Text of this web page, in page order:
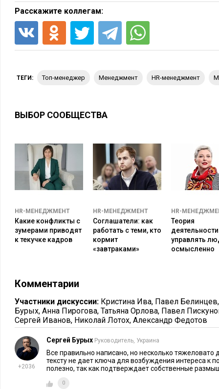
данных статистики компании (опыта прошлого),
оценок.
Считайте все тщательно (должно быть просчитано много
любом исходе нанесет убытки компании:
выполните своих обязательств перед функциональным
А если система будет несправедлива, не будет
виду первому лицу и HR-менеджеру компании. В отличие
лица, большинство топ-менеджеров не имеют
«менеджеры», у них где-то в голове все равно существует
и комфорта. Достигнув которой они успокаиваются, и все
роста материального благосостояния на эффективность
в деньгах, а в их количестве» тут неуместна,
впустую.
Или исполнитель?
Чтобы ответить на этот вопрос, зададим еще один: зачем
повысить эффективность работы людей, а соответственно
всех должен быть заинтересован в эффективности
Если у первого лица нет заинтересованности и понимания,
Расскажите коллегам:
ТЕГИ: топ-менеджер менеджмент HR-менеджмент
ВЫБОР СООБЩЕСТВА
HR-МЕНЕДЖМЕНТ
Какие конфликты с
зумерами приводят
к текучке кадров
HR-МЕНЕДЖМЕНТ
Соглашатели: как
работать с теми, кто
кормит
«завтраками»
HR-
Теория
управлять
осмысленно
Комментарии
Участники дискуссии: Кристина Ива, Павел Белинцев
Бурых, Анна Пирогова, Татьяна Орлова, Павел
Сергей Иванов, Николай Лотох, Александр Федотов
+2036
Сергей Бурых Руководитель, Украина
Все правильно написано, но несколько тяжеловато
тексту не дает ключа для возбуждения интереса к
полезно, так как подтверждает собственные
0